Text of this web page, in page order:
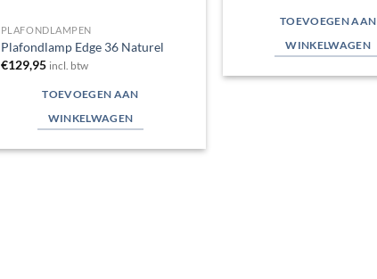
PLAFONDLAMPEN
Plafondlamp Edge 36 Naturel
€129,95 incl. btw
TOEVOEGEN AAN
WINKELWAGEN
TOEVOEGEN AAN
WINKELWAGEN